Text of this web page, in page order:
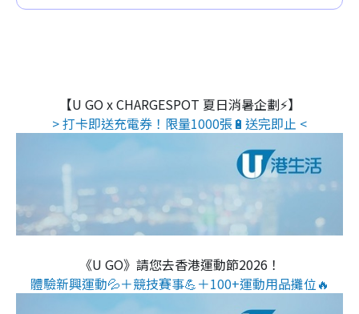
【U GO x CHARGESPOT 夏日消暑企劃⚡】
> 打卡即送充電券！限量1000張🔋送完即止 <
《U GO》請您去香港運動節2026！
體驗新興運動💦＋競技賽事💪＋100+運動用品攤位🔥